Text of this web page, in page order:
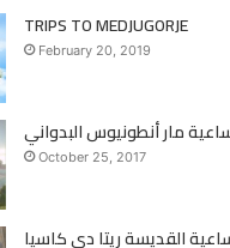
TRIPS TO MEDJUGORJE
February 20, 2019
مار أنطونيوس البدواني
October 25, 2017
القديسة ريتا دي كاسيا